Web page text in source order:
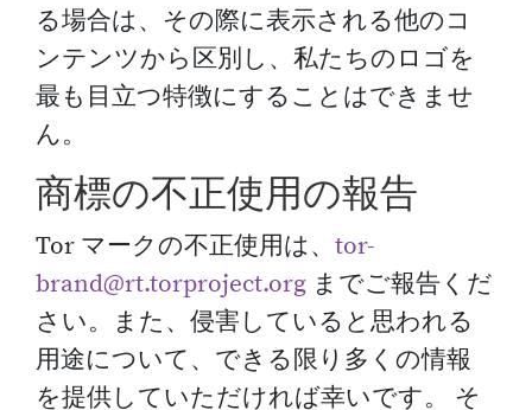
る場合は、その際に表示される他のコ
ンテンツから区別し、私たちのロゴを
最も目立つ特徴にすることはできませ
ん。
商標の不正使用の報告
Tor マークの不正使用は、 tor-
brand@rt.torproject.org までご報告くだ
さい。また、侵害していると思われる
用途について、できる限り多くの情報
を提供していただければ幸いです。 そ